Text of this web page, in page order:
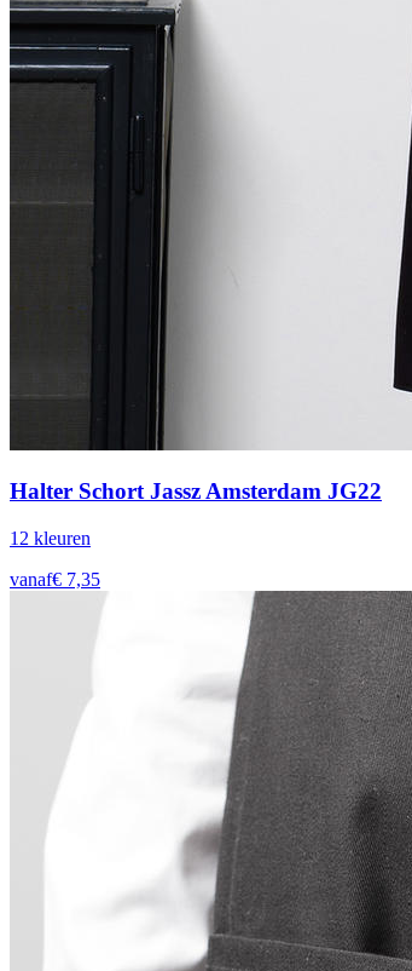
Halter Schort Jassz Amsterdam JG22
12 kleuren
vanaf€ 7,35